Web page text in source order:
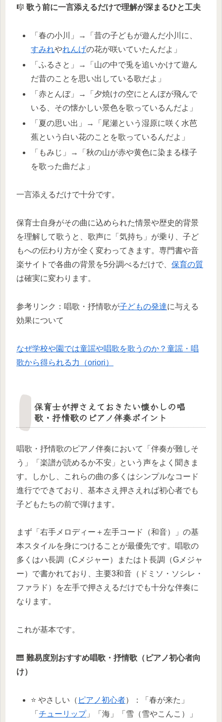
🎼 歌う前に一言添えるだけで理解が深まるひと工夫
「春の小川」→「昔の子どもが遊んだ小川に、
すみれやれんげの花が咲いていたんだよ」
「ふるさと」→「山の中で兎を追いかけて遊ん
だ昔のことを思い出している歌だよ」
「赤とんぼ」→「夕焼けの空にとんぼが飛んで
いる、その懐かしい景色を歌っているんだよ」
「夏の思い出」→「尾瀬という湿原に咲く水芭
蕉という白い花のことを歌っているんだよ」
「もみじ」→「秋の山が赤や黄色に染まる様子
を歌った曲だよ」
一言添えるだけで十分です。
保育士自身がその曲に込められた情景や歴史的背景
を理解して歌うと、歌声に「気持ち」が乗り、子ど
もへの伝わり方が全く変わってきます。専門書や音
楽サイトで各曲の背景を5分調べるだけで、 保育の質
は確実に変わります。
参考リンク：唱歌・抒情歌が子どもの発達に与える
効果について
なぜ学校や園では童謡や唱歌を歌うのか？童謡・唱
歌から得られる力（oriori）
保育士が押さえておきたい懐かしの唱
歌・抒情歌のピアノ伴奏ポイント
唱歌・抒情歌のピアノ伴奏において「伴奏が難しそ
う」「楽譜が読めるか不安」という声をよく聞きま
す。しかし、これらの曲の多くはシンプルなコード
進行でできており、基本さえ押さえれば初心者でも
子どもたちの前で弾けます。
まず「右手メロディー＋左手コード（和音）」の基
本スタイルを身につけることが最優先です。唱歌の
多くはハ長調（Cメジャー）またはト長調（Gメジャ
ー）で書かれており、主要3和音（ドミソ・ソシレ・
ファラド）を左手で押さえるだけでも十分な伴奏に
なります。
これが基本です。
🎹 難易度別おすすめ唱歌・抒情歌（ピアノ初心者向
け）
⭐ やさしい（ ピアノ初心者）：「春が来た」
「チューリップ」「海」「雪（雪やこんこ）」